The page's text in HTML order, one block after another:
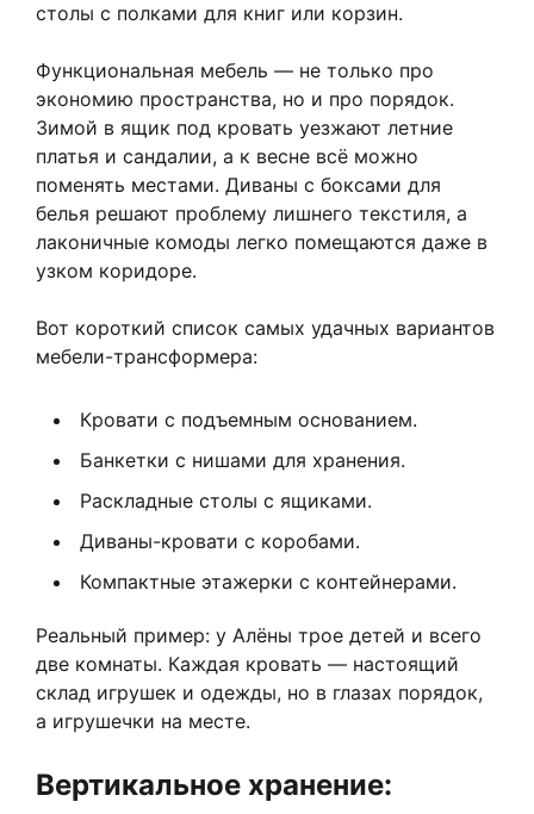
столы с полками для книг или корзин.
Функциональная мебель — не только про
экономию пространства, но и про порядок.
Зимой в ящик под кровать уезжают летние
платья и сандалии, а к весне всё можно
поменять местами. Диваны с боксами для
белья решают проблему лишнего текстиля, а
лаконичные комоды легко помещаются даже в
узком коридоре.
Вот короткий список самых удачных вариантов
мебели-трансформера:
Кровати с подъемным основанием.
Банкетки с нишами для хранения.
Раскладные столы с ящиками.
Диваны-кровати с коробами.
Компактные этажерки с контейнерами.
Реальный пример: у Алёны трое детей и всего
две комнаты. Каждая кровать — настоящий
склад игрушек и одежды, но в глазах порядок,
а игрушечки на месте.
Вертикальное хранение: